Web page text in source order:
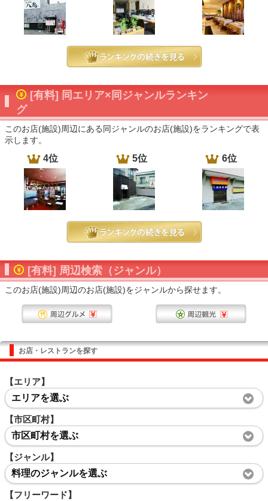
[有料] 同エリア×同ジャンルランキン
グ
このお店(施設)周辺にある同ジャンルのお店(施設)をランキングで表
示します。
4位 5位 6位
[有料] 周辺検索（ジャンル）
このお店(施設)周辺のお店(施設)をジャンルから探せます。
お店・レストランを探す
【エリア】
エリアを選ぶ
【市区町村】
市区町村を選ぶ
【ジャンル】
料理のジャンルを選ぶ
【フリーワード】